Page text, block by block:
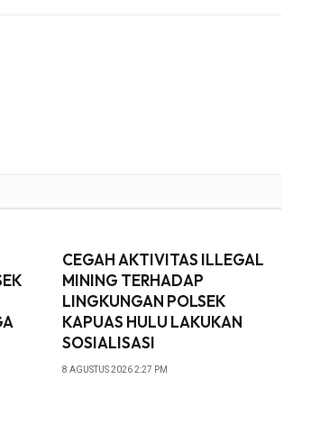
CEGAH AKTIVITAS ILLEGAL
MINING TERHADAP
LINGKUNGAN POLSEK
KAPUAS HULU LAKUKAN
SOSIALISASI
8 AGUSTUS 2026 2:27 PM